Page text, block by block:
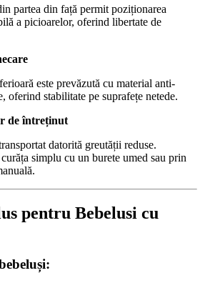
partea din față permit poziționarea
a picioarelor, oferind libertate de
este prevăzută cu material anti-
oferind stabilitate pe suprafețe netede.
de întreținut
datorită greutății reduse.
curăța simplu cu un burete umed sau prin
pentru Bebelusi cu